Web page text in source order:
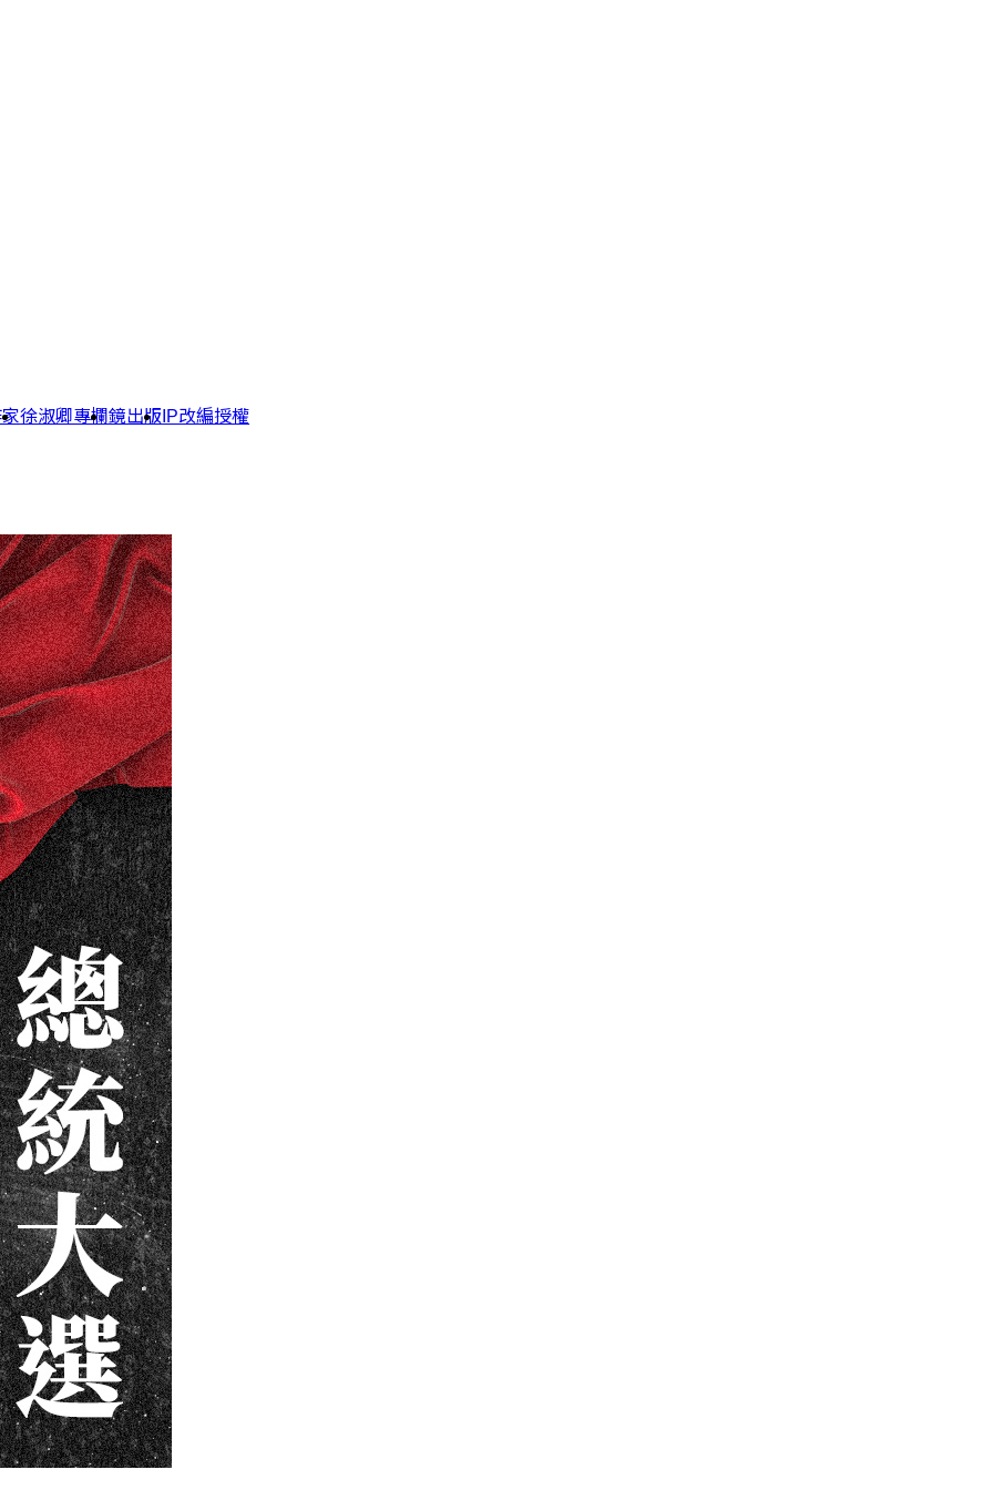
徐淑卿專欄鏡出版 IP改編授權